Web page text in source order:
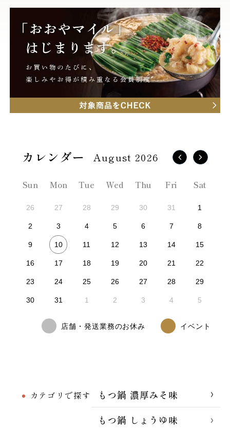
カテゴリで探す
もつ鍋 濃厚みそ味
もつ鍋 しょうゆ味
August 2026
Sun Mon Tue Wed Thu Fri Sat
26 27 28 29 30 31 1
2 3 4 5 6 7 8
9 10 11 12 13 14 15
16 17 18 19 20 21 22
23 24 25 26 27 28 29
30 31 1 2 3 4 5
店舗・発送業務のお休み イベント